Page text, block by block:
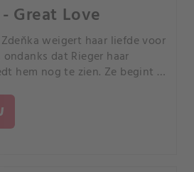
Great Love
weigert haar liefde voor
dat Rieger haar
hem nog te zien. Ze begint Q